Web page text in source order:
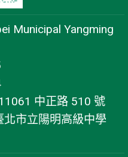
Municipal Yangming
中正路 510 號
北市立陽明高級中學